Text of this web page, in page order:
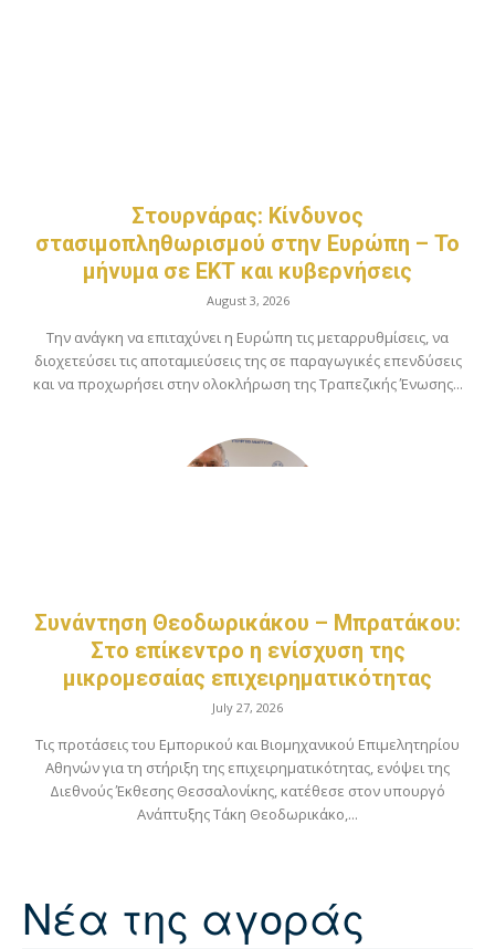
Στουρνάρας: Κίνδυνος
στασιμοπληθωρισμού στην Ευρώπη – Το
μήνυμα σε ΕΚΤ και κυβερνήσεις
August 3, 2026
Την ανάγκη να επιταχύνει η Ευρώπη τις μεταρρυθμίσεις, να
διοχετεύσει τις αποταμιεύσεις της σε παραγωγικές επενδύσεις
και να προχωρήσει στην ολοκλήρωση της Τραπεζικής Ένωσης...
Συνάντηση Θεοδωρικάκου – Μπρατάκου:
Στο επίκεντρο η ενίσχυση της
μικρομεσαίας επιχειρηματικότητας
July 27, 2026
Τις προτάσεις του Εμπορικού και Βιομηχανικού Επιμελητηρίου
Αθηνών για τη στήριξη της επιχειρηματικότητας, ενόψει της
Διεθνούς Έκθεσης Θεσσαλονίκης, κατέθεσε στον υπουργό
Ανάπτυξης Τάκη Θεοδωρικάκο,...
Νέα της αγοράς